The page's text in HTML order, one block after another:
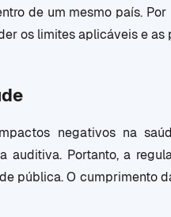
de um mesmo país.
os limites aplicáveis e
negativos na
auditiva. Portanto, a
pública. O cumprimento